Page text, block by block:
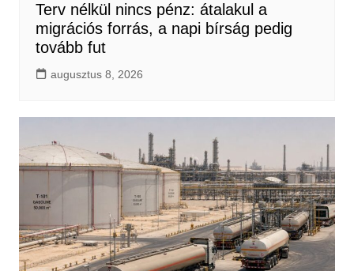
Terv nélkül nincs pénz: átalakul a
migrációs forrás, a napi bírság pedig
tovább fut
augusztus 8, 2026